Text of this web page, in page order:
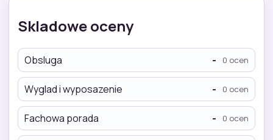
Skladowe oceny
Obsluga - 0 ocen
Wyglad i wyposazenie - 0 ocen
Fachowa porada - 0 ocen